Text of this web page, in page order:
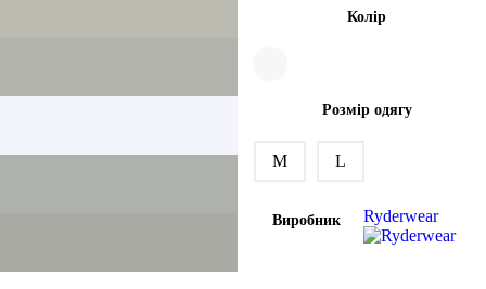
Колір
Розмір одягу
M L
Виробник Ryderwear